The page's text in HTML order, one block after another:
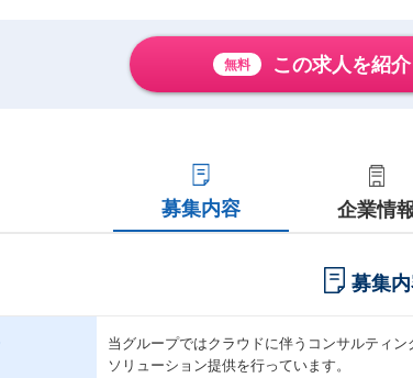
無料 この求人を紹
募集内容 企業情
募集
当グループではクラウドに伴うコンサルティ
ソリューション提供を行っています。